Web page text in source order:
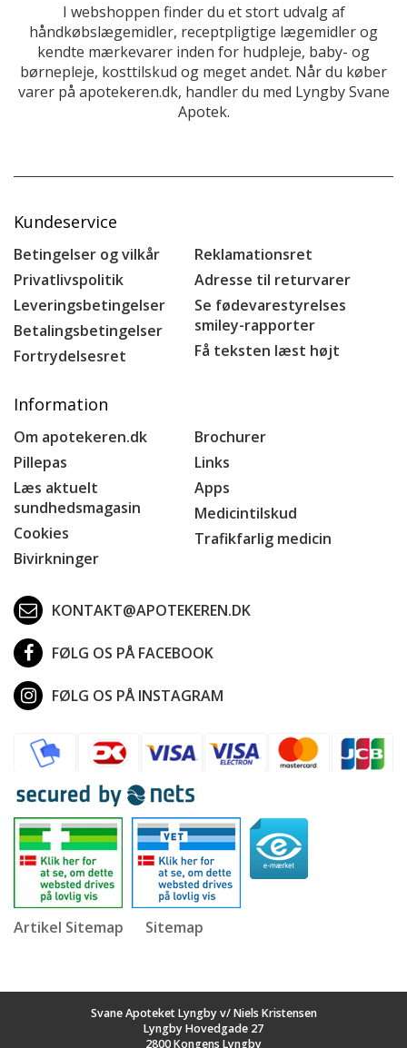
I webshoppen finder du et stort udvalg af
håndkøbslægemidler, receptpligtige lægemidler og
kendte mærkevarer inden for hudpleje, baby- og
børnepleje, kosttilskud og meget andet. Når du køber
varer på apotekeren.dk, handler du med Lyngby Svane
Apotek.
Kundeservice
Betingelser og vilkår
Privatlivspolitik
Leveringsbetingelser
Betalingsbetingelser
Fortrydelsesret
Reklamationsret
Adresse til returvarer
Se fødevarestyrelses
smiley-rapporter
Få teksten læst højt
Information
Om apotekeren.dk
Pillepas
Læs aktuelt
sundhedsmagasin
Cookies
Bivirkninger
Brochurer
Links
Apps
Medicintilskud
Trafikfarlig medicin
KONTAKT@APOTEKEREN.DK
FØLG OS PÅ FACEBOOK
FØLG OS PÅ INSTAGRAM
Artikel Sitemap Sitemap
Svane Apoteket Lyngby v/ Niels Kristensen
Lyngby Hovedgade 27
2800 Kongens Lyngby